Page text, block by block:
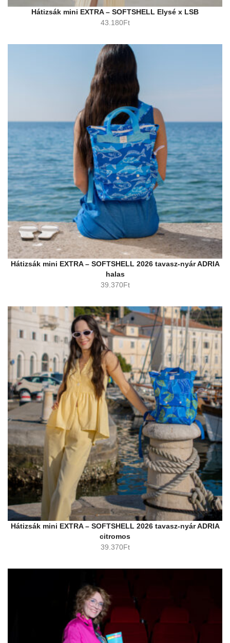
Hátizsák mini EXTRA – SOFTSHELL Elysé x LSB
43.180Ft
Hátizsák mini EXTRA – SOFTSHELL 2026 tavasz-nyár ADRIA
halas
39.370Ft
Hátizsák mini EXTRA – SOFTSHELL 2026 tavasz-nyár ADRIA
citromos
39.370Ft